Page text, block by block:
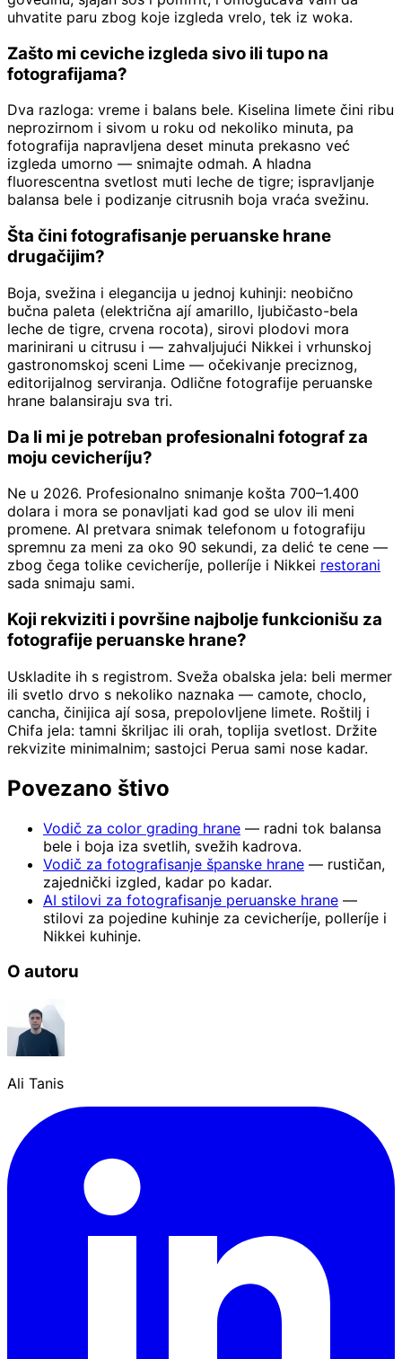
uhvatite paru zbog koje izgleda vrelo, tek iz woka.
Zašto mi ceviche izgleda sivo ili tupo na
fotografijama?
Dva razloga: vreme i balans bele. Kiselina limete čini ribu
neprozirnom i sivom u roku od nekoliko minuta, pa
fotografija napravljena deset minuta prekasno već
izgleda umorno — snimajte odmah. A hladna
fluorescentna svetlost muti leche de tigre; ispravljanje
balansa bele i podizanje citrusnih boja vraća svežinu.
Šta čini fotografisanje peruanske hrane
drugačijim?
Boja, svežina i elegancija u jednoj kuhinji: neobično
bučna paleta (električna ají amarillo, ljubičasto-bela
leche de tigre, crvena rocota), sirovi plodovi mora
marinirani u citrusu i — zahvaljujući Nikkei i vrhunskoj
gastronomskoj sceni Lime — očekivanje preciznog,
editorijalnog serviranja. Odlične fotografije peruanske
hrane balansiraju sva tri.
Da li mi je potreban profesionalni fotograf za
moju cevicheríju?
Ne u 2026. Profesionalno snimanje košta 700–1.400
dolara i mora se ponavljati kad god se ulov ili meni
promene. AI pretvara snimak telefonom u fotografiju
spremnu za meni za oko 90 sekundi, za delić te cene —
zbog čega tolike cevicheríje, polleríje i Nikkei restorani
sada snimaju sami.
Koji rekviziti i površine najbolje funkcionišu za
fotografije peruanske hrane?
Uskladite ih s registrom. Sveža obalska jela: beli mermer
ili svetlo drvo s nekoliko naznaka — camote, choclo,
cancha, činijica ají sosa, prepolovljene limete. Roštilj i
Chifa jela: tamni škriljac ili orah, toplija svetlost. Držite
rekvizite minimalnim; sastojci Perua sami nose kadar.
Povezano štivo
Vodič za color grading hrane — radni tok balansa
bele i boja iza svetlih, svežih kadrova.
Vodič za fotografisanje španske hrane — rustičan,
zajednički izgled, kadar po kadar.
AI stilovi za fotografisanje peruanske hrane —
stilovi za pojedine kuhinje za cevicheríje, polleríje i
Nikkei kuhinje.
O autoru
Ali Tanis